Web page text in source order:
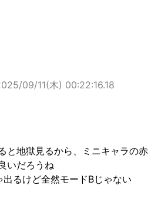
09/11(木) 00:22:16.18
と地獄見るから、ミニキャラの赤
いだろうね
るけど全然モードBじゃない